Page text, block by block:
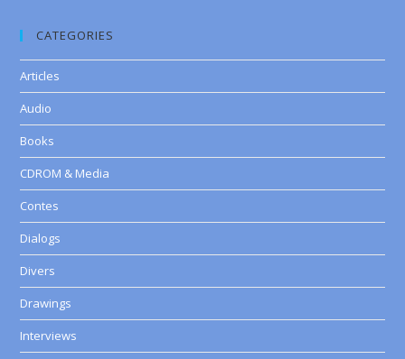
CATEGORIES
Articles
Audio
Books
CDROM & Media
Contes
Dialogs
Divers
Drawings
Interviews